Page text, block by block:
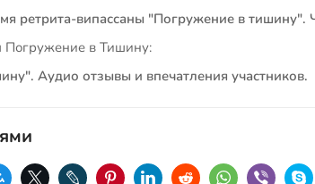
ретрита-випассаны "Погружение в тишину".
Погружение в Тишину:
Аудио отзывы и впечатления участников.